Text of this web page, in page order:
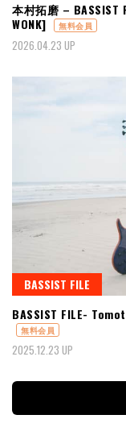
本村拓磨 – BASSIST
WONK]
無料会員
2026.04.23 UP
BASSIST FILE
BASSIST FILE-
無料会員
2025.12.23 UP